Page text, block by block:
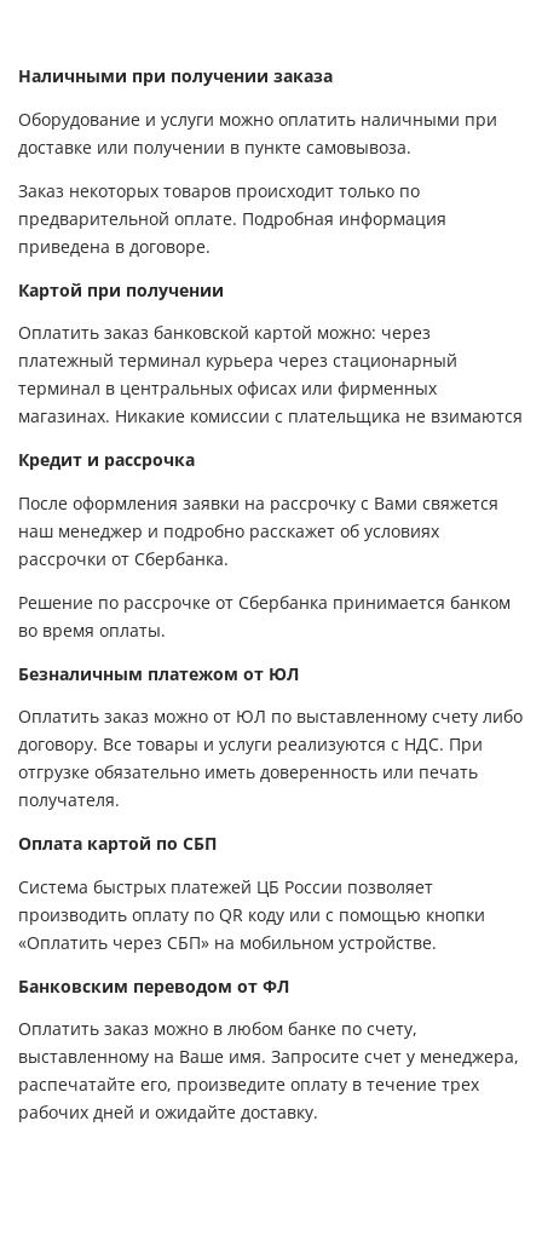
Наличными при получении заказа
Оборудование и услуги можно оплатить наличными при
доставке или получении в пункте самовывоза.
Заказ некоторых товаров происходит только по
предварительной оплате. Подробная информация
приведена в договоре.
Картой при получении
Оплатить заказ банковской картой можно: через
платежный терминал курьера через стационарный
терминал в центральных офисах или фирменных
магазинах. Никакие комиссии с плательщика не взимаются
Кредит и рассрочка
После оформления заявки на рассрочку с Вами свяжется
наш менеджер и подробно расскажет об условиях
рассрочки от Сбербанка.
Решение по рассрочке от Сбербанка принимается банком
во время оплаты.
Безналичным платежом от ЮЛ
Оплатить заказ можно от ЮЛ по выставленному счету либо
договору. Все товары и услуги реализуются с НДС. При
отгрузке обязательно иметь доверенность или печать
получателя.
Оплата картой по СБП
Система быстрых платежей ЦБ России позволяет
производить оплату по QR коду или с помощью кнопки
«Оплатить через СБП» на мобильном устройстве.
Банковским переводом от ФЛ
Оплатить заказ можно в любом банке по счету,
выставленному на Ваше имя. Запросите счет у менеджера,
распечатайте его, произведите оплату в течение трех
рабочих дней и ожидайте доставку.